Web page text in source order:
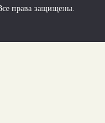
права защищены.